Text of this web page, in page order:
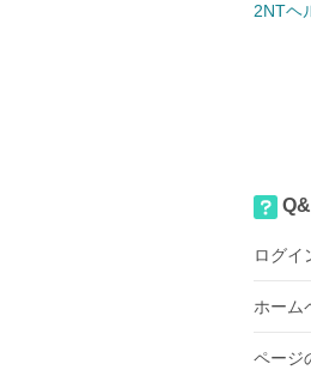
2NTヘ
ログイ
ホーム
ページ